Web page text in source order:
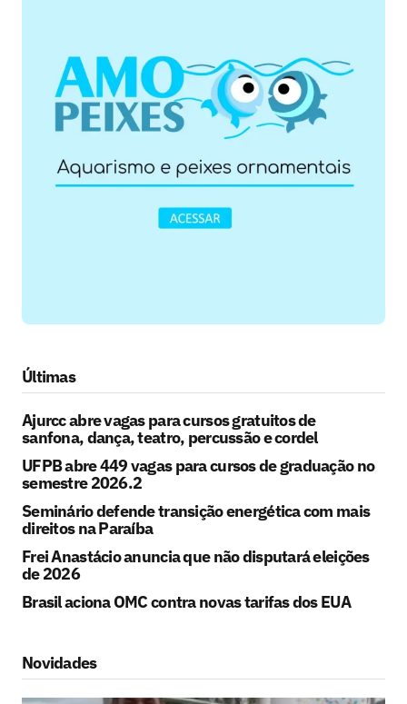
Últimas
Ajurcc abre vagas para cursos gratuitos de
sanfona, dança, teatro, percussão e cordel
UFPB abre 449 vagas para cursos de graduação no
semestre 2026.2
Seminário defende transição energética com mais
direitos na Paraíba
Frei Anastácio anuncia que não disputará eleições
de 2026
Brasil aciona OMC contra novas tarifas dos EUA
Novidades